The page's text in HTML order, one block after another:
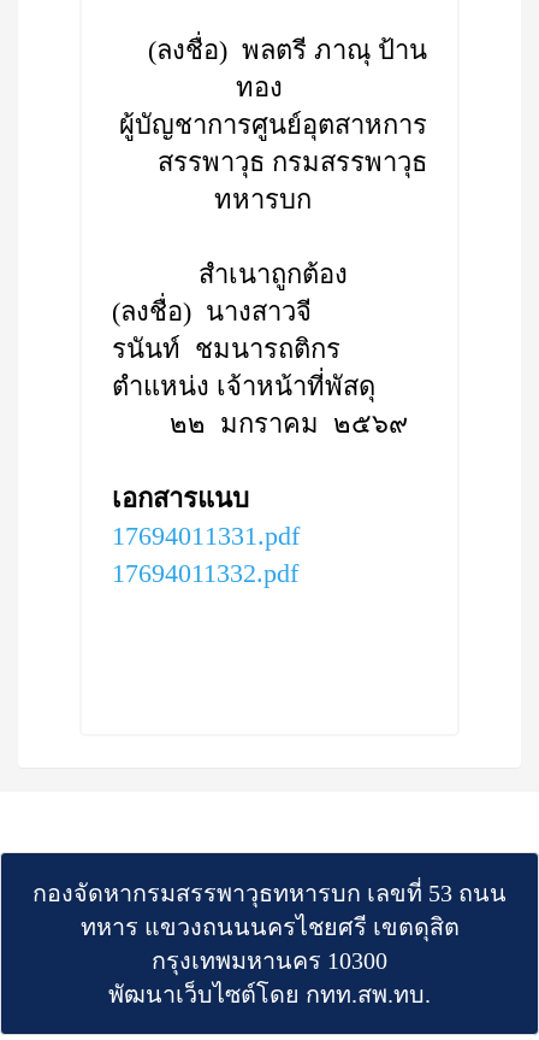
(ลงชื่อ) พลตรี ภาณุ ป้าน
ทอง
ผู้บัญชาการศูนย์อุตสาหการ
สรรพาวุธ กรมสรรพาวุธ
ทหารบก
สำเนาถูกต้อง
(ลงชื่อ) นางสาวจี
รนันท์ ชมนารถติกร
ตำแหน่ง เจ้าหน้าที่พัสดุ
๒๒ มกราคม ๒๕๖๙
เอกสารแนบ
17694011331.pdf
17694011332.pdf
กองจัดหากรมสรรพาวุธทหารบก เลขที่ 53 ถนน
ทหาร แขวงถนนนครไชยศรี เขตดุสิต
กรุงเทพมหานคร 10300
พัฒนาเว็บไซต์โดย กทท.สพ.ทบ.